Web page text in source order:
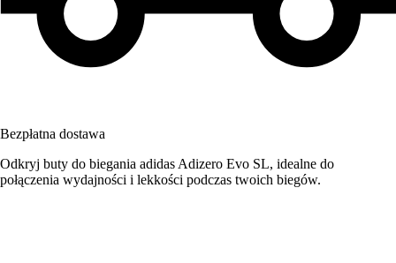
Bezpłatna dostawa
Odkryj buty do biegania adidas Adizero Evo SL, idealne do
połączenia wydajności i lekkości podczas twoich biegów.